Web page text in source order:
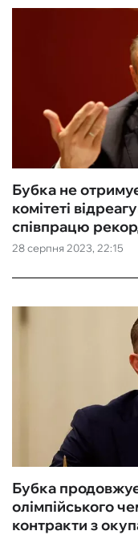
28 серпня 2023, 22:15
Бубка не
комітеті
співпрацю
Бубка
олімпійського
контракти з